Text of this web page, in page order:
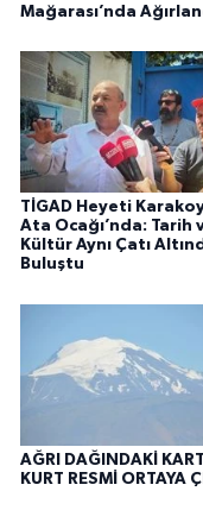
Mağarası’nda
TİGAD Heyeti
Ata Ocağı’nda: Tarih
Kültür Aynı Çatı
Buluştu
AĞRI DAĞINDAKİ
KURT RESMİ ORTAYA